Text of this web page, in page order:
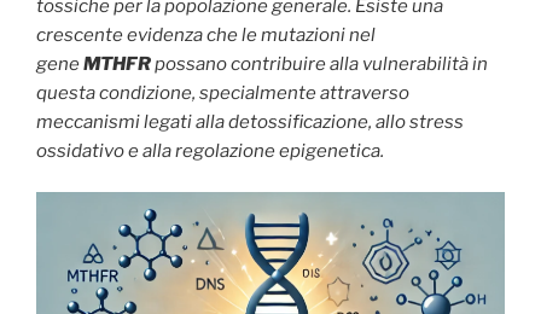
tossiche per la popolazione generale. Esiste una
crescente evidenza che le mutazioni nel
geneMTHFRpossano contribuire alla vulnerabilità in
questa condizione, specialmente attraverso
meccanismi legati alla detossificazione, allo stress
ossidativo e alla regolazione epigenetica.